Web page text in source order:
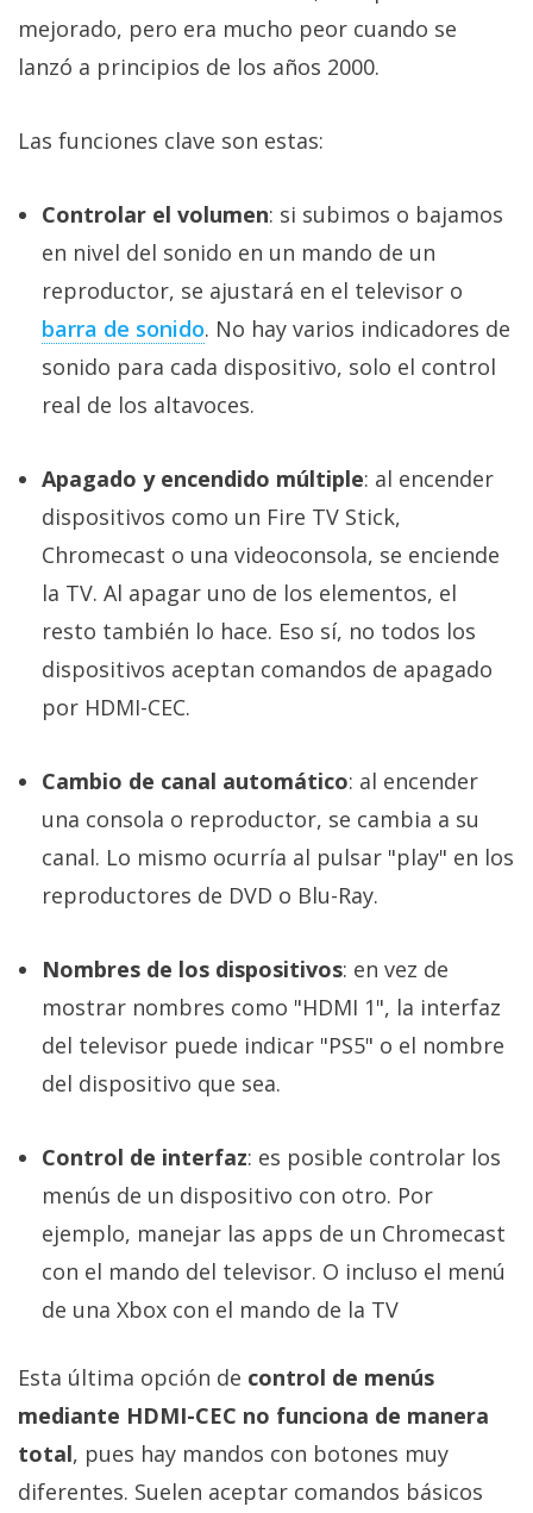
mejorado, pero era mucho peor cuando se
lanzó a principios de los años 2000.
Las funciones clave son estas:
Controlar el volumen: si subimos o bajamos
en nivel del sonido en un mando de un
reproductor, se ajustará en el televisor o
barra de sonido‎. No hay varios indicadores de
sonido para cada dispositivo, solo el control
real de los altavoces.
Apagado y encendido múltiple: al encender
dispositivos como un Fire TV Stick,
Chromecast o una videoconsola, se enciende
la TV. Al apagar uno de los elementos, el
resto también lo hace. Eso sí, no todos los
dispositivos aceptan comandos de apagado
por HDMI-CEC.
Cambio de canal automático: al encender
una consola o reproductor, se cambia a su
canal. Lo mismo ocurría al pulsar "play" en los
reproductores de DVD o Blu-Ray.
Nombres de los dispositivos: en vez de
mostrar nombres como "HDMI 1", la interfaz
del televisor puede indicar "PS5" o el nombre
del dispositivo que sea.
Control de interfaz: es posible controlar los
menús de un dispositivo con otro. Por
ejemplo, manejar las apps de un Chromecast
con el mando del televisor. O incluso el menú
de una Xbox con el mando de la TV
Esta última opción de control de menús
mediante HDMI-CEC no funciona de manera
total, pues hay mandos con botones muy
diferentes. Suelen aceptar comandos básicos